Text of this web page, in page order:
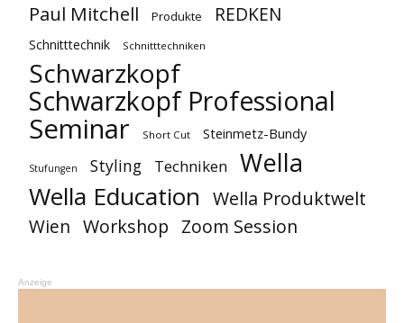
Paul Mitchell Produkte REDKEN
Schnitttechnik Schnitttechniken
Schwarzkopf
Schwarzkopf Professional
Seminar Short Cut Steinmetz-Bundy
Stufungen Styling Techniken Wella
Wella Education Wella Produktwelt
Wien Workshop Zoom Session
Anzeige